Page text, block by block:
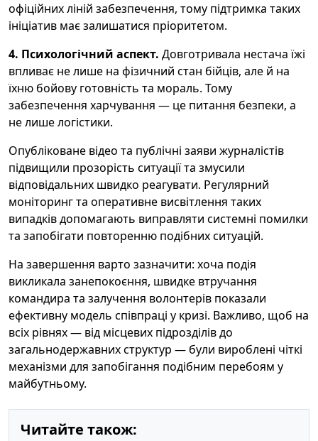
офіційних ліній забезпечення, тому підтримка таких
ініціатив має залишатися пріоритетом.
4. Психологічний аспект. Довготривала нестача їжі
впливає не лише на фізичний стан бійців, але й на
їхню бойову готовність та мораль. Тому
забезпечення харчування — це питання безпеки, а
не лише логістики.
Опубліковане відео та публічні заяви журналістів
підвищили прозорість ситуації та змусили
відповідальних швидко реагувати. Регулярний
моніторинг та оперативне висвітлення таких
випадків допомагають виправляти системні помилки
та запобігати повторенню подібних ситуацій.
На завершення варто зазначити: хоча подія
викликала занепокоєння, швидке втручання
командира та залучення волонтерів показали
ефективну модель співпраці у кризі. Важливо, щоб на
всіх рівнях — від місцевих підрозділів до
загальнодержавних структур — були вироблені чіткі
механізми для запобігання подібним перебоям у
майбутньому.
Читайте також: